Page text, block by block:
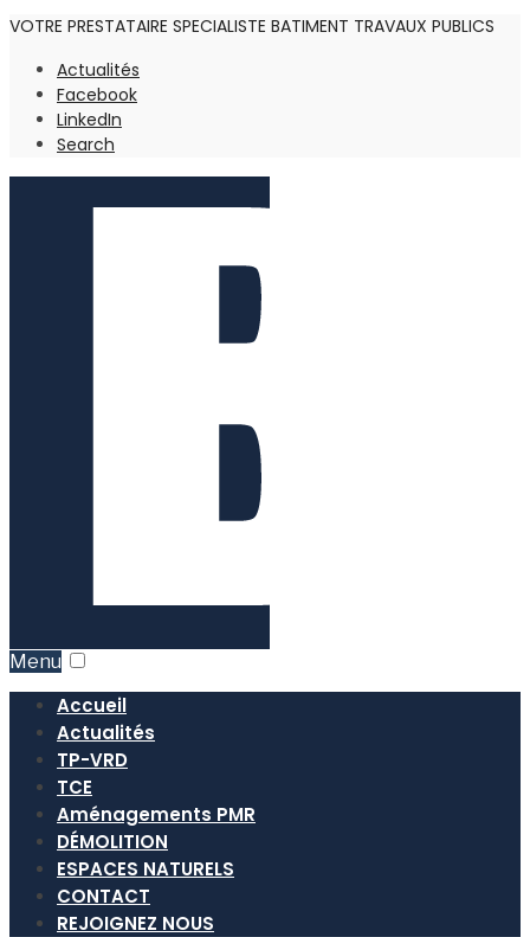
VOTRE PRESTATAIRE SPECIALISTE BATIMENT TRAVAUX PUBLICS
Actualités
Facebook
LinkedIn
Search
Menu
Accueil
Actualités
TP-VRD
TCE
Aménagements PMR
DÉMOLITION
ESPACES NATURELS
CONTACT
REJOIGNEZ NOUS